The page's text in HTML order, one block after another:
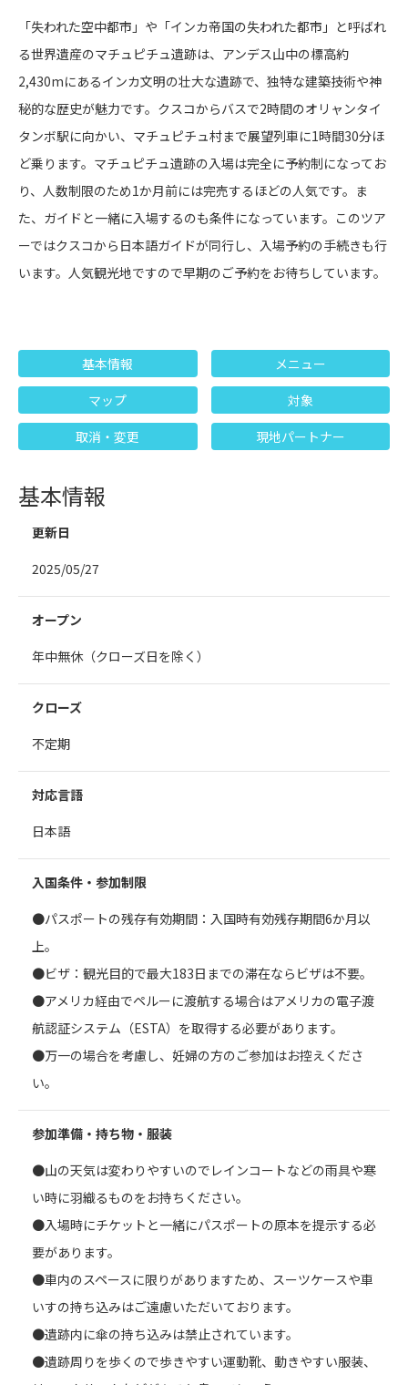
「失われた空中都市」や「インカ帝国の失われた都市」と呼ばれ
る世界遺産のマチュピチュ遺跡は、アンデス山中の標高約
2,430mにあるインカ文明の壮大な遺跡で、独特な建築技術や神
秘的な歴史が魅力です。クスコからバスで2時間のオリャンタイ
タンボ駅に向かい、マチュピチュ村まで展望列車に1時間30分ほ
ど乗ります。マチュピチュ遺跡の入場は完全に予約制になってお
り、人数制限のため1か月前には完売するほどの人気です。ま
た、ガイドと一緒に入場するのも条件になっています。このツア
ーではクスコから日本語ガイドが同行し、入場予約の手続きも行
います。人気観光地ですので早期のご予約をお待ちしています。
基本情報
メニュー
マップ
対象
取消・変更
現地パートナー
基本情報
更新日
2025/05/27
オープン
年中無休（クローズ日を除く）
クローズ
不定期
対応言語
日本語
入国条件・参加制限
●パスポートの残存有効期間：入国時有効残存期間6か月以
上。
●ビザ：観光目的で最大183日までの滞在ならビザは不要。
●アメリカ経由でペルーに渡航する場合はアメリカの電子渡
航認証システム（ESTA）を取得する必要があります。
●万一の場合を考慮し、妊婦の方のご参加はお控えくださ
い。
参加準備・持ち物・服装
●山の天気は変わりやすいのでレインコートなどの雨具や寒
い時に羽織るものをお持ちください。
●入場時にチケットと一緒にパスポートの原本を提示する必
要があります。
●車内のスペースに限りがありますため、スーツケースや車
いすの持ち込みはご遠慮いただいております。
●遺跡内に傘の持ち込みは禁止されています。
●遺跡周りを歩くので歩きやすい運動靴、動きやすい服装、